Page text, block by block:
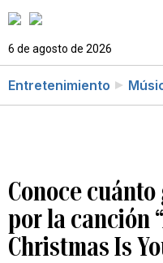
6 de agosto de 2026
Entretenimiento
Conoce
por la canción
Christmas Is